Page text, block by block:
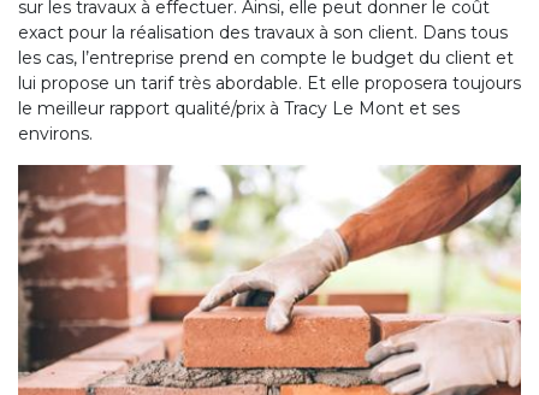
sur les travaux à effectuer. Ainsi, elle peut donner le coût
exact pour la réalisation des travaux à son client. Dans tous
les cas, l’entreprise prend en compte le budget du client et
lui propose un tarif très abordable. Et elle proposera toujours
le meilleur rapport qualité/prix à Tracy Le Mont et ses
environs.